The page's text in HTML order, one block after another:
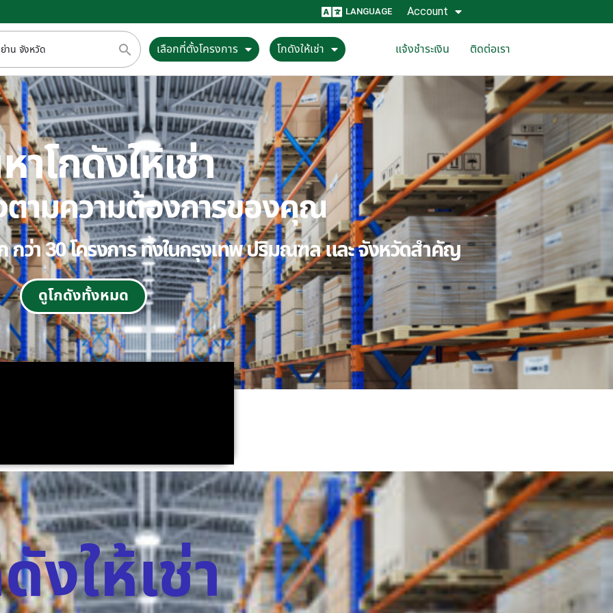
LANGUAGE Account
เลือกที่ตั้งโครงการ โกดังให้เช่า แจ้งชำระเงิน ติดต่อเรา
โกดังให้เช่า
ตามความต้องการของคุณ
กว่า 30 โครงการ ทั้งในกรุงเทพ ปริมณฑล และ จังหวัดสำคัญ
ดูโกดังทั้งหมด
งให้เช่า